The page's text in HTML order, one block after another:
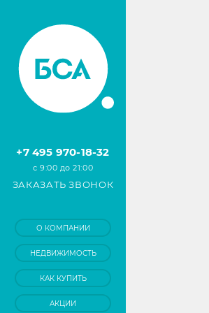
+7 495 970-18-32
с 9:00 до 21:00
ЗАКАЗАТЬ ЗВОНОК
О КОМПАНИИ
НЕДВИЖИМОСТЬ
КАК КУПИТЬ
АКЦИИ